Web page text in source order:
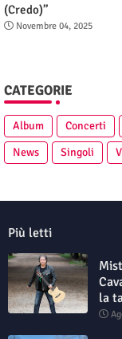
(Credo)”
Novembre 04, 2025
CATEGORIE
Album Concerti
News
Singoli
Più letti
la